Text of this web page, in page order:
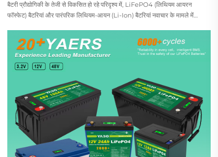
बैटरी प्रौद्योगिकी के तेजी से विकसित हो रहे परिदृश्य में, LiFePO4 (लिथियम आयरन
फॉस्फेट) बैटरियां और पारंपरिक लिथियम-आयन (Li-Ion) बैटरियां नवाचार के मामले में